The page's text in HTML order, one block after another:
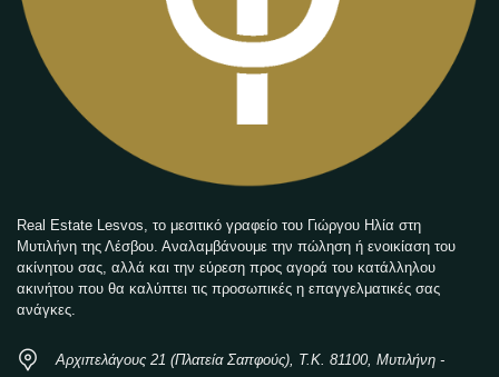
Real Estate Lesvos, το μεσιτικό γραφείο του Γιώργου Ηλία στη
Μυτιλήνη της Λέσβου. Αναλαμβάνουμε την πώληση ή ενοικίαση του
ακίνητου σας, αλλά και την εύρεση προς αγορά του κατάλληλου
ακινήτου που θα καλύπτει τις προσωπικές η επαγγελματικές σας
ανάγκες.
Αρχιπελάγους 21 (Πλατεία Σαπφούς), Τ.Κ. 81100, Μυτιλήνη -